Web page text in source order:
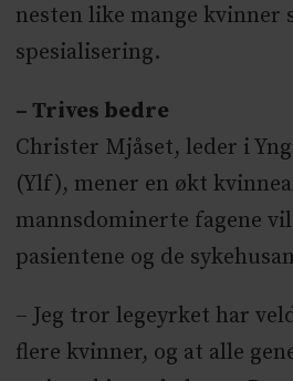
nesten like mange kvinner
spesialisering.
– Trives bedre
Christer Mjåset, leder i
(Ylf), mener en økt
mannsdominerte fagene
pasientene og de
– Jeg tror legeyrket har
flere kvinner, og at alle